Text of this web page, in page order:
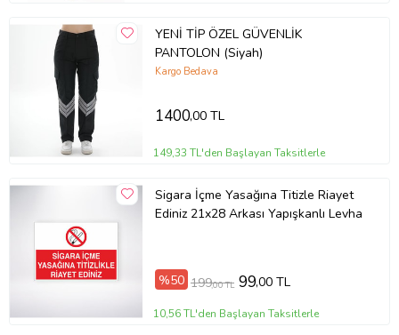
YENİ TİP ÖZEL GÜVENLİK
PANTOLON (Siyah)
Kargo Bedava
1400,00 TL
149,33 TL'den Başlayan Taksitlerle
Sigara İçme Yasağına Titizle Riayet
Ediniz 21x28 Arkası Yapışkanlı Levha
%50 199,00 TL 99,00 TL
10,56 TL'den Başlayan Taksitlerle